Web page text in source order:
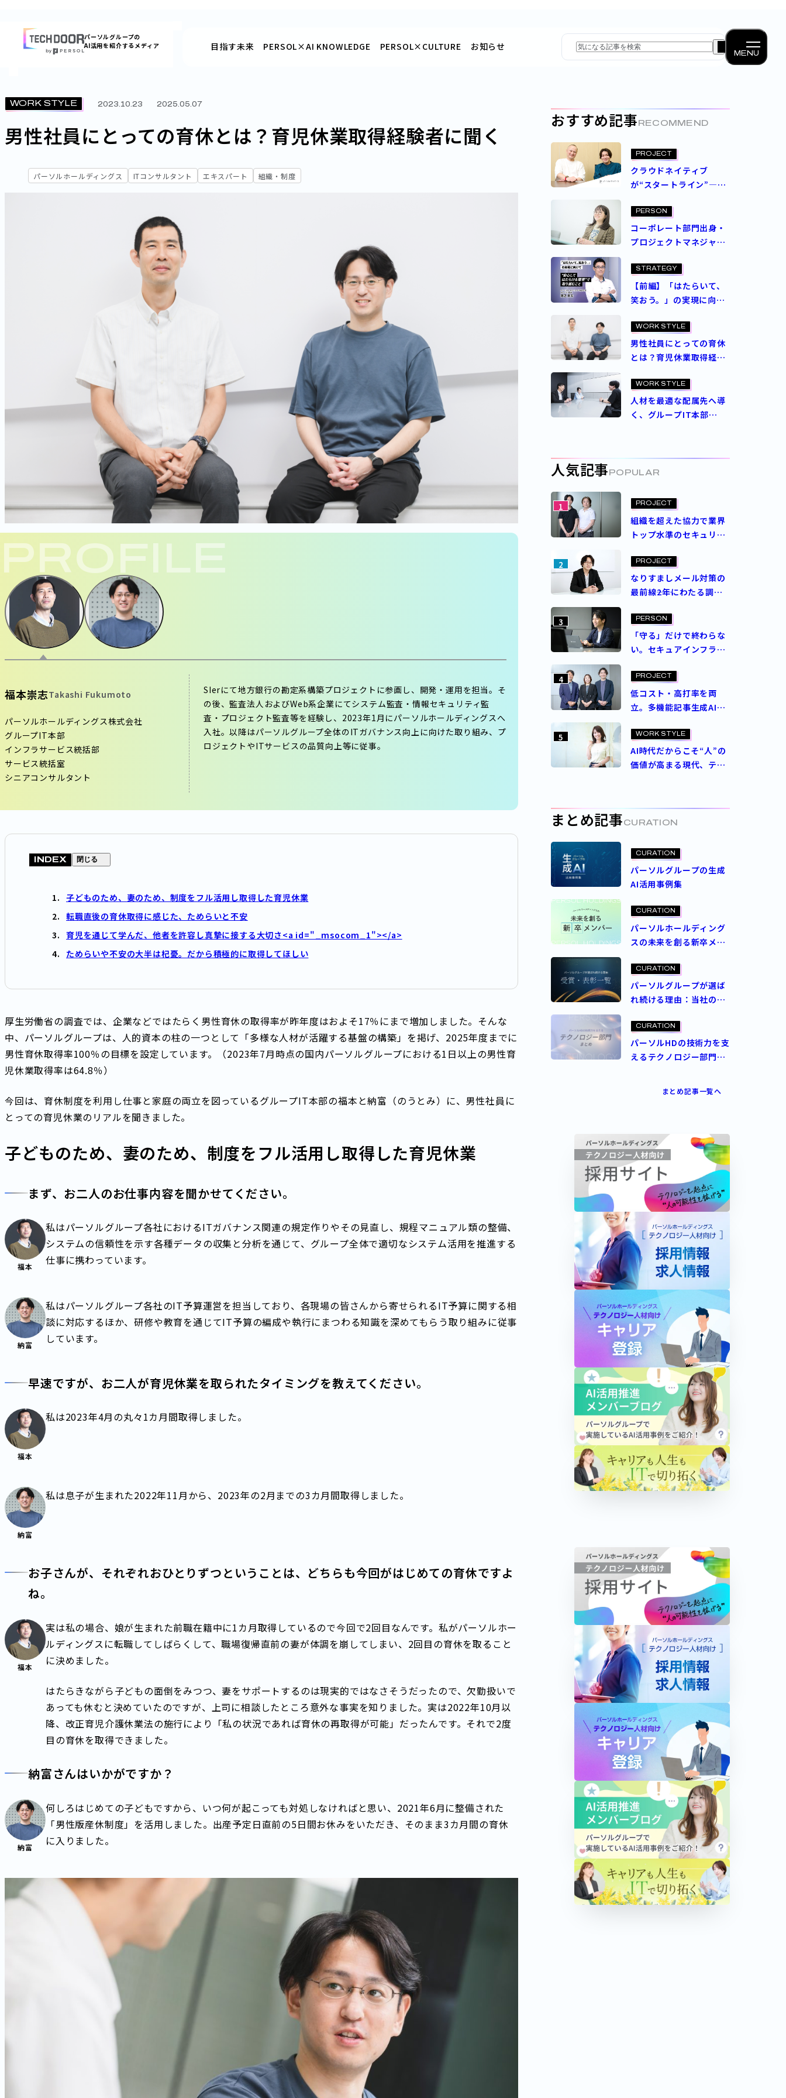
プ
パーソルグループの
AI活用を紹介するメディア
目指す未来 PERSOL×AI KNOWLEDGE PERSOL× CULTURE お知らせ
MENU
WORK STYLE 2023.10.23 2025.05.07
男性社員にとっての育休とは？育児休業取得経験者に聞く
パーソルホールディングス ITコンサルタント エキスパート 組織・制度
PROFILE
福本崇志Takashi Fukumoto
パーソルホールディングス株式会社
グループIT本部
インフラサービス統括部
サービス統括室
シニアコンサルタント
SIerにて地方銀行の勘定系構築プロジェクトに参画し、開発・運用を担当。そ
の後、監査法人およびWeb系企業にてシステム監査・情報セキュリティ監
査・プロジェクト監査等を経験し、2023年1月にパーソルホールディングスへ
入社。以降はパーソルグループ全体のITガバナンス向上に向けた取り組み、プ
ロジェクトやITサービスの品質向上等に従事。
INDEX 閉じる
子どものため、妻のため、制度をフル活用し取得した育児休業
転職直後の育休取得に感じた、ためらいと不安
育児を通じて学んだ、他者を許容し真摯に接する大切さ<a id="_msocom_1"></a>
ためらいや不安の大半は杞憂。だから積極的に取得してほしい
厚生労働省の調査では、企業などではたらく男性育休の取得率が昨年度はおよそ17％にまで増加しました。そんな
中、パーソルグループは、人的資本の柱の一つとして「多様な人材が活躍する基盤の構築」を掲げ、2025年度までに
男性育休取得率100％の目標を設定しています。（2023年7月時点の国内パーソルグループにおける1日以上の男性育
児休業取得率は64.8％）
今回は、育休制度を利用し仕事と家庭の両立を図っているグループIT本部の福本と納富（のうとみ）に、男性社員に
とっての育児休業のリアルを聞きました。
子どものため、妻のため、制度をフル活用し取得した育児休業
まず、お二人のお仕事内容を聞かせてください。
福本
私はパーソルグループ各社におけるITガバナンス関連の規定作りやその見直し、規程マニュアル類の整備、
システムの信頼性を示す各種データの収集と分析を通じて、グループ全体で適切なシステム活用を推進する
仕事に携わっています。
納富
私はパーソルグループ各社のIT予算運営を担当しており、各現場の皆さんから寄せられるIT予算に関する相
談に対応するほか、研修や教育を通じてIT予算の編成や執行にまつわる知識を深めてもらう取り組みに従事
しています。
早速ですが、お二人が育児休業を取られたタイミングを教えてください。
福本
私は2023年4月の丸々1カ月間取得しました。
納富
私は息子が生まれた2022年11月から、2023年の2月までの3カ月間取得しました。
お子さんが、それぞれおひとりずつということは、どちらも今回がはじめての育休ですよ
ね。
福本
実は私の場合、娘が生まれた前職在籍中に1カ月取得しているので今回で2回目なんです。私がパーソルホー
ルディングスに転職してしばらくして、職場復帰直前の妻が体調を崩してしまい、2回目の育休を取ること
に決めました。
はたらきながら子どもの面倒をみつつ、妻をサポートするのは現実的ではなさそうだったので、欠勤扱いで
あっても休むと決めていたのですが、上司に相談したところ意外な事実を知りました。実は2022年10月以
降、改正育児介護休業法の施行により「私の状況であれば育休の再取得が可能」だったんです。それで2度
目の育休を取得できました。
納富さんはいかがですか？
納富
何しろはじめての子どもですから、いつ何が起こっても対処しなければと思い、2021年6月に整備された
「男性版産休制度」を活用しました。出産予定日直前の5日間お休みをいただき、そのまま3カ月間の育休
に入りました。
おすすめ記事 RECOMMEND
PROJECT
クラウドネイティブ
が“スタートライン”―
くテクノロジー活用の道
筋
PERSON
コーポレート部門出身・
プロジェクトマネジャー
プ全社の基幹システムを
刷新
STRATEGY
【前編】「はたらいて、
笑おう。」の実現に向け
環境”で取り組むこと
WORK STYLE
男性社員にとっての育休
とは？育児休業取得経験
WORK STYLE
人材を最適な配属先へ導
く、グループIT本部
人気記事 POPULAR
1 PROJECT
組織を超えた協力で業界
トップ水準のセキュリ
導入プロジェクトを成功
させた決め手とは？
2 PROJECT
なりすましメール対策の
最前線――2年にわたる調査
た、ブランドを守る挑戦
3 PERSON
「守る」だけで終わらな
い。セキュアインフラ部
セキュリティの理想
4 PROJECT
低コスト・高打率を両
立。多機能記事生成AI
「Contents Craft」と
は？
5 WORK STYLE
AI時代だからこそ“人”の
価値が高まる現代、テク
制度とは
まとめ記事 CURATION
CURATION
パーソルグループの生成
AI活用事例集
CURATION
パーソルホールディング
スの未来を創る新卒メン
CURATION
パーソルグループが選ば
れ続ける理由：当社の受
CURATION
パーソルHDの技術力を支
えるテクノロジー部門ま
まとめ記事一覧へ